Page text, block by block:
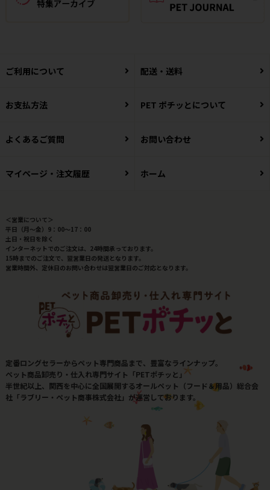
ご利用について 配送・送料
お支払方法 PET ポチッとについて
よくあるご質問 お問い合わせ
マイページ・注文履歴 ホーム
＜営業について＞
平日（月～金）9：00～17：00
土日・祝日を除く
インターネットでのご注文は、24時間承っております。
15時までのご注文で、翌営業日の発送となります。
営業時間外、定休日のお問い合わせは翌営業日のご対応となります。
定番ロングセラーからペット専門商品まで、豊富なラインナップ。
ペット商品卸売り・仕入れ専門サイト「PETポチッと」
半世紀以上、関西を中心に全国展開するオールペット（フード＆用品）総合会
社「ラブリー・ペット商事株式会社」が運営しております。